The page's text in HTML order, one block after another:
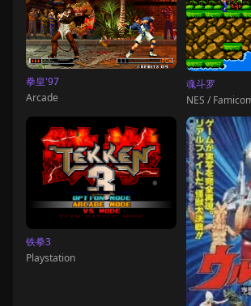
拳皇'97
Arcade
魂斗罗
NES /
铁拳3
Playstation